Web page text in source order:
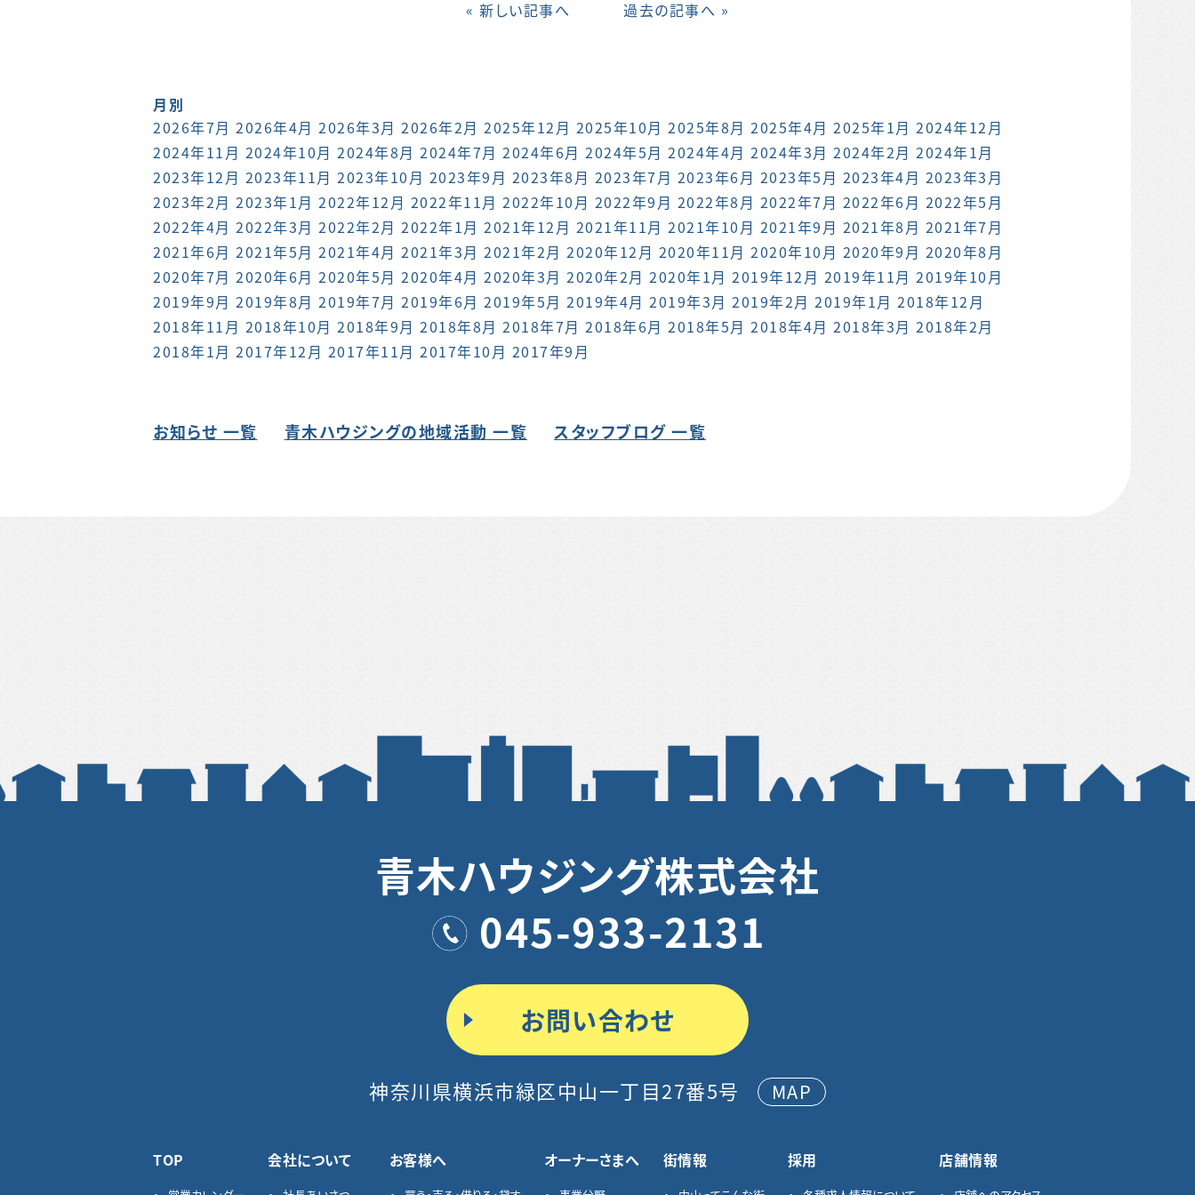
« 新しい記事へ 過去の記事へ »
月別
2026年7月 2026年4月 2026年3月 2026年2月 2025年12月 2025年10月 2025年8月 2025年4月 2025年1月 2024年12月
2024年11月 2024年10月 2024年8月 2024年7月 2024年6月 2024年5月 2024年4月 2024年3月 2024年2月 2024年1月
2023年12月 2023年11月 2023年10月 2023年9月 2023年8月 2023年7月 2023年6月 2023年5月 2023年4月 2023年3月
2023年2月 2023年1月 2022年12月 2022年11月 2022年10月 2022年9月 2022年8月 2022年7月 2022年6月 2022年5月
2022年4月 2022年3月 2022年2月 2022年1月 2021年12月 2021年11月 2021年10月 2021年9月 2021年8月 2021年7月
2021年6月 2021年5月 2021年4月 2021年3月 2021年2月 2020年12月 2020年11月 2020年10月 2020年9月 2020年8月
2020年7月 2020年6月 2020年5月 2020年4月 2020年3月 2020年2月 2020年1月 2019年12月 2019年11月 2019年10月
2019年9月 2019年8月 2019年7月 2019年6月 2019年5月 2019年4月 2019年3月 2019年2月 2019年1月 2018年12月
2018年11月 2018年10月 2018年9月 2018年8月 2018年7月 2018年6月 2018年5月 2018年4月 2018年3月 2018年2月
2018年1月 2017年12月 2017年11月 2017年10月 2017年9月
お知らせ 一覧 青木ハウジングの地域活動 一覧 スタッフブログ 一覧
青木ハウジング株式会社
045-933-2131
お問い合わせ
神奈川県横浜市緑区中山一丁目27番5号 MAP
TOP 会社について お客様へ オーナーさまへ 街情報 採用 店舗情報